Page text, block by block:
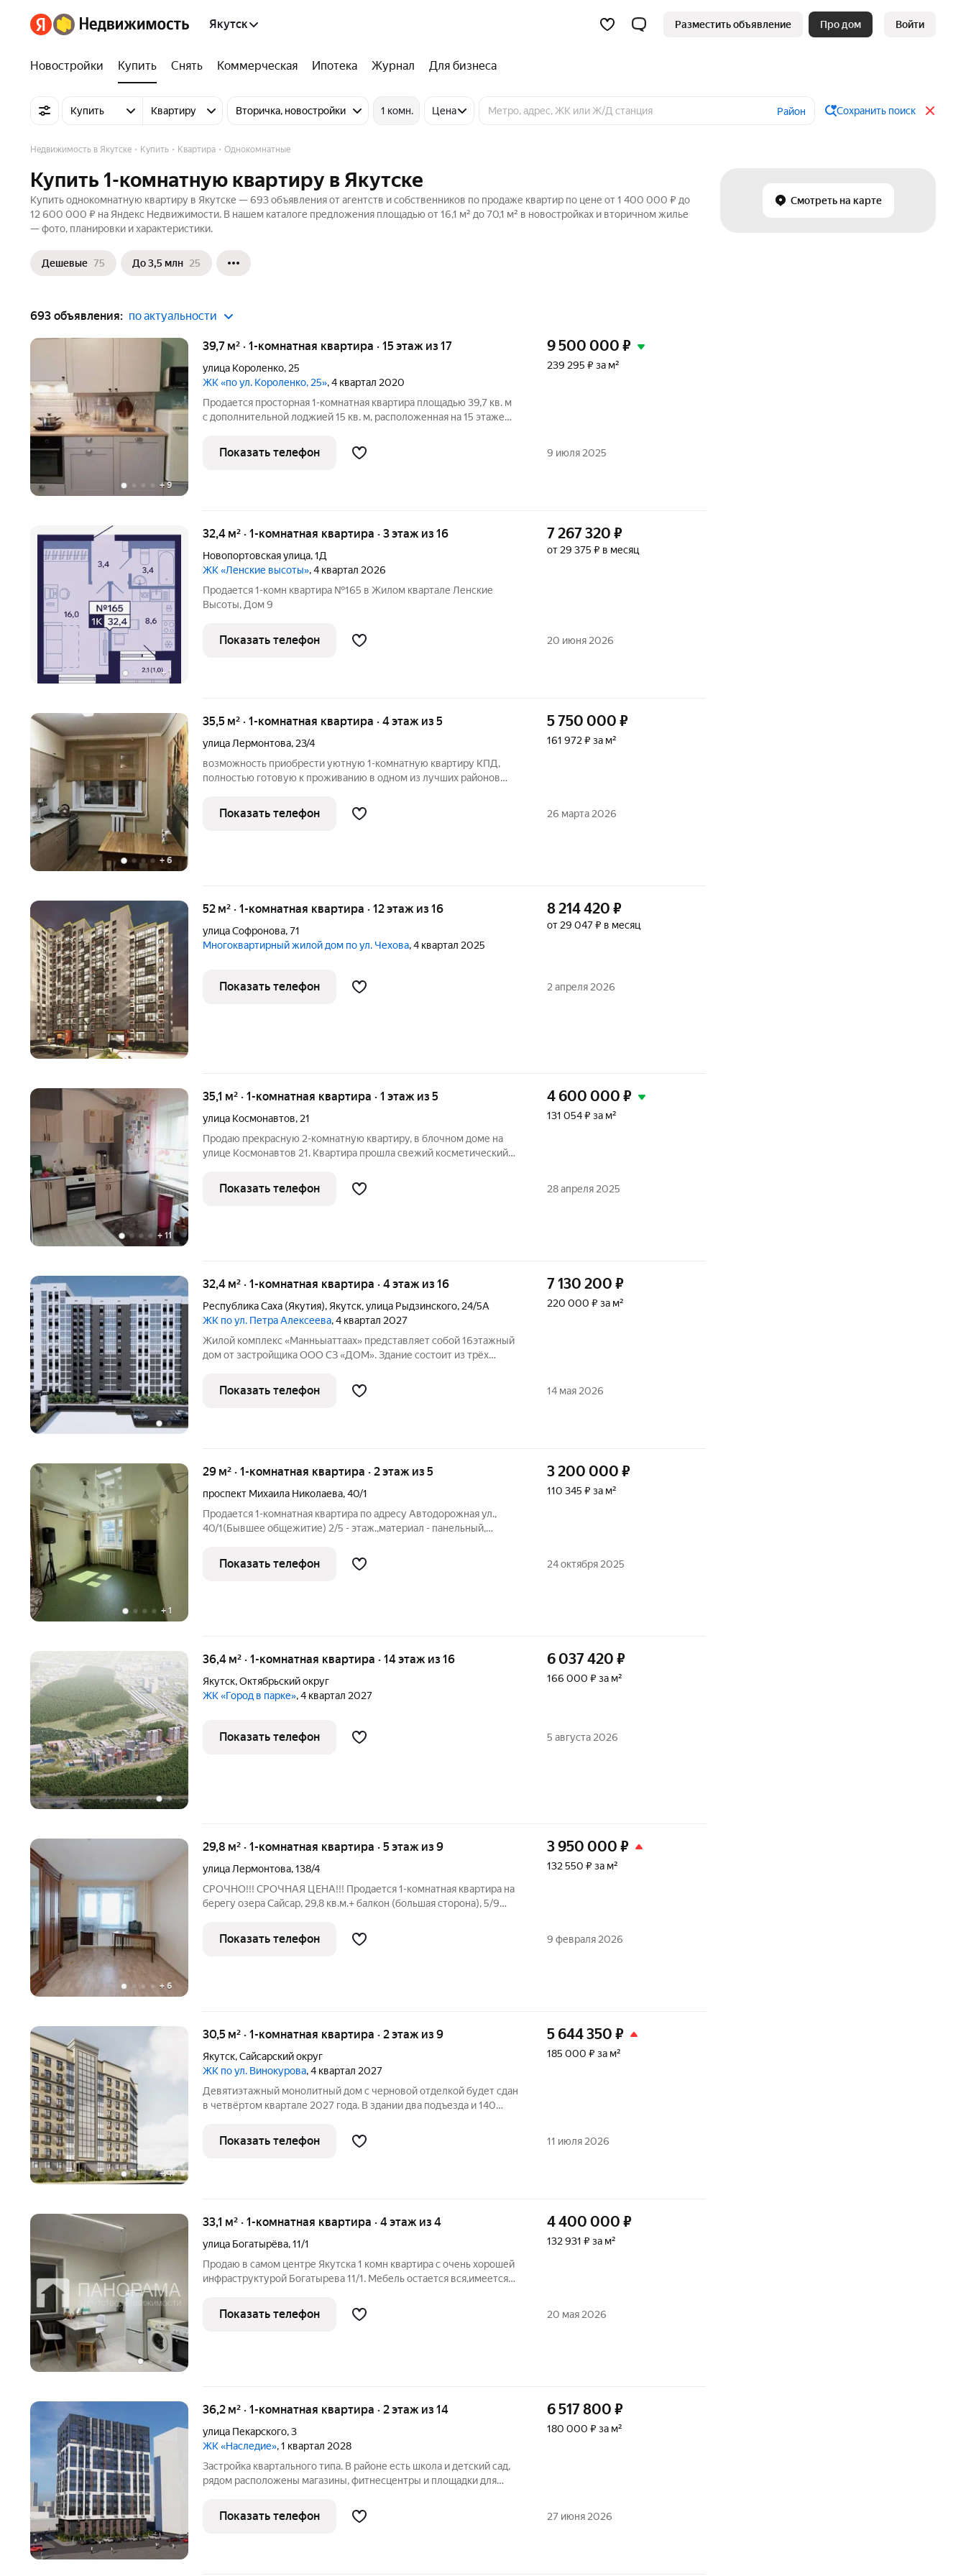
Якутск Разместить объявление Про дом Войти
Новостройки Купить Снять Коммерческая Ипотека Журнал Для бизнеса
Купить Квартиру Вторичка, новостройки 1 комн. Цена Район Сохранить поиск
Смотреть на карте
Недвижимость в Якутске Купить Квартира Однокомнатные
Купить 1-комнатную квартиру в Якутске
Купить однокомнатную квартиру в Якутске — 693 объявления от агентств и собственников по продаже квартир по цене от 1 400 000 ₽ до
12 600 000 ₽ на Яндекс Недвижимости. В нашем каталоге предложения площадью от 16,1 м² до 70,1 м² в новостройках и вторичном жилье
— фото, планировки и характеристики.
Дешевые 75 До 3,5 млн 25
693 объявления: по актуальности
+9
39,7 м² · 1-комнатная квартира · 15 этаж из 17
улица Короленко, 25
ЖК «по ул. Короленко, 25», 4 квартал 2020
Продается просторная 1-комнатная квартира площадью 39,7 кв. м
с дополнительной лоджией 15 кв. м, расположенная на 15 этаже
ориентирована на восток, из окон открывается вид на улицу
Лермонтова.
9 500 000 ₽
239 295 ₽ за м²
Показать телефон 9 июля 2025
+ 1
32,4 м² · 1-комнатная квартира · 3 этаж из 16
Новопортовская улица,1Д
ЖК «Ленские высоты», 4 квартал 2026
Продается 1-комн квартира №165 в Жилом квартале Ленские
Высоты, Дом 9
7 267 320 ₽
от 29 375 ₽ в месяц
Показать телефон 20 июня 2026
+ 6
35,5 м² · 1-комнатная квартира · 4 этаж из 5
улица Лермонтова, 23/4
возможность приобрести уютную 1-комнатную квартиру КПД,
полностью готовую к проживанию в одном из лучших районов
из 5. Дом 1980 г.п. Квартира с косметическим ремонтом, идеально
подойдет
5 750 000 ₽
161 972 ₽ за м²
Показать телефон 26 марта 2026
52 м² · 1-комнатная квартира · 12 этаж из 16
улица Софронова,71
Многоквартирный жилой дом по ул. Чехова, 4 квартал 2025
8 214 420 ₽
от 29 047 ₽ в месяц
Показать телефон 2 апреля 2026
+ 11
35,1 м² · 1-комнатная квартира · 1 этаж из 5
улица Космонавтов, 21
Продаю прекрасную 2-комнатную квартиру, в блочном доме на
улице Космонавтов 21. Квартира прошла свежий косметический
автономную вентиляцию. Была полностью заменена канализация
и система отопления.
4 600 000 ₽
131 054 ₽ за м²
Показать телефон 28 апреля 2025
32,4 м² · 1-комнатная квартира · 4 этаж из 16
Республика Саха (Якутия), Якутск,улица Рыдзинского, 24/5А
ЖК по ул. Петра Алексеева, 4 квартал 2027
Жилой комплекс «Манньыаттаах» представляет собой 16этажный
дом от застройщика ООО СЗ «ДОМ». Здание состоит из трёх
грузовым лифтами. В комплексе предусмотрено 484 квартиры на
каждом
7 130 200 ₽
220 000 ₽ за м²
Показать телефон 14 мая 2026
+ 1
29 м² · 1-комнатная квартира · 2 этаж из 5
проспект Михаила Николаева,40/1
Продается 1-комнатная квартира по адресу Автодорожная ул.,
40/1(Бывшее общежитие) 2/5 - этаж.,материал - панельный,
ремонт, материал окон - пластик В квартире остается мебель, а
также
3 200 000 ₽
110 345 ₽ за м²
Показать телефон 24 октября 2025
36,4 м² · 1-комнатная квартира · 14 этаж из 16
Якутск,Октябрьский округ
ЖК «Город в парке», 4 квартал 2027
6 037 420 ₽
166 000 ₽ за м²
Показать телефон 5 августа 2026
+ 6
29,8 м² · 1-комнатная квартира · 5 этаж из 9
улица Лермонтова,138/4
СРОЧНО!!! СРОЧНАЯ ЦЕНА!!! Продается 1-комнатная квартира на
берегу озера Сайсар, 29,8 кв.м.+ балкон (большая сторона), 5/9
банке!!! Маткап не использовался! В шаговой доступности
3 950 000 ₽
132 550 ₽ за м²
Показать телефон 9 февраля 2026
+4
30,5 м² · 1-комнатная квартира · 2 этаж из 9
Якутск,Сайсарский округ
ЖК по ул. Винокурова, 4 квартал 2027
Девятиэтажный монолитный дом с черновой отделкой будет сдан
в четвёртом квартале 2027 года. В здании два подъезда и 140
обустроят детскую площадку, тротуар и наружное освещение,
предусмотрят
5 644 350 ₽
185 000 ₽ за м²
Показать телефон 11 июля 2026
33,1 м² · 1-комнатная квартира · 4 этаж из 4
улица Богатырёва,11/1
Продаю в самом центре Якутска 1 комн квартира с очень хорошей
инфраструктурой Богатырева 11/1. Мебель остается вся,имеется
4 400 000 ₽
132 931 ₽ за м²
Показать телефон 20 мая 2026
36,2 м² · 1-комнатная квартира · 2 этаж из 14
улица Пекарского,3
ЖК «Наследие», 1 квартал 2028
Застройка квартального типа. В районе есть школа и детский сад,
рядом расположены магазины, фитнесцентры и площадки для
6 517 800 ₽
180 000 ₽ за м²
Показать телефон 27 июня 2026